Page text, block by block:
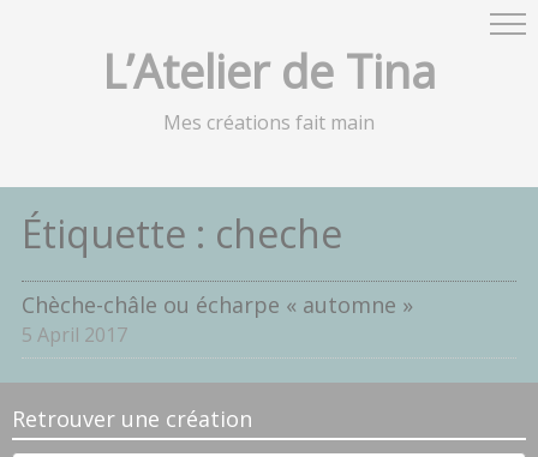
L’Atelier de Tina
Mes créations fait main
Étiquette : cheche
Chèche-châle ou écharpe « automne »
5 April 2017
Retrouver une création